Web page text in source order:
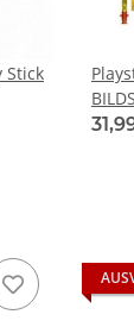
Stick
3003